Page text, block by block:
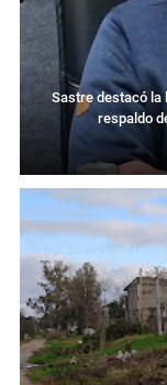
Sastre destacó la
respaldo